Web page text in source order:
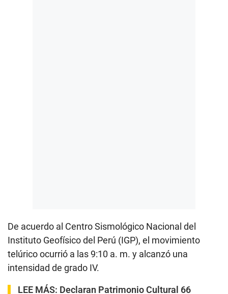
De acuerdo al Centro Sismológico Nacional del
Instituto Geofísico del Perú (IGP), el movimiento
telúrico ocurrió a las 9:10 a. m. y alcanzó una
intensidad de grado IV.
LEE MÁS: Declaran Patrimonio Cultural 66